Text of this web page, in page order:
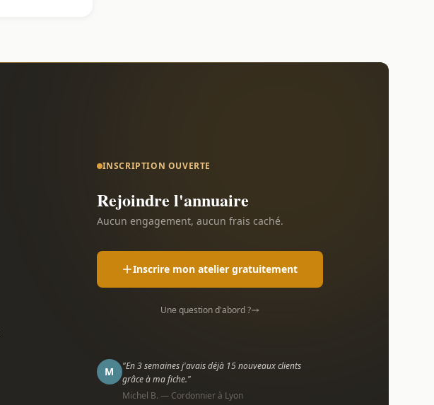
INSCRIPTION OUVERTE
Rejoindre l'annuaire
Aucun engagement, aucun frais caché.
Inscrire mon atelier gratuitement
Une question d'abord ?
M
"En 3 semaines j'avais déjà 15 nouveaux clients
grâce à ma fiche."
Michel B. — Cordonnier à Lyon